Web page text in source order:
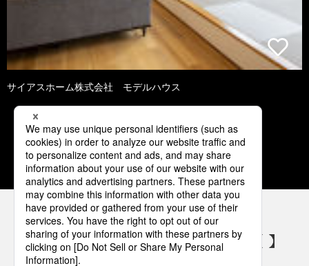
サイアスホーム株式会社 モデルハウス
1 2 3 4 5
パナソニックの電気設備 SNSアカウント